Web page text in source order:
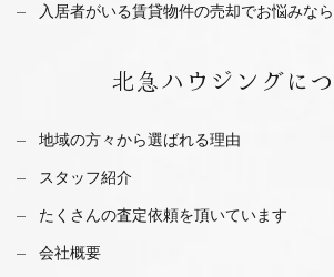
入居者がいる賃貸物件の売却でお悩みなら
北急ハウジングに
地域の方々から選ばれる理由
スタッフ紹介
たくさんの査定依頼を頂いています
会社概要